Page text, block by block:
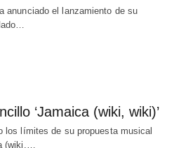
anunciado el lanzamiento de su
‘Jamaica (wiki, wiki)’
los límites de su propuesta musical
(wiki,…